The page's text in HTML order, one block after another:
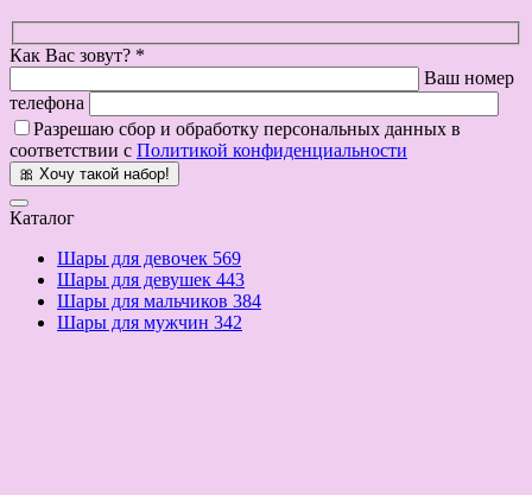
Как Вас зовут? *
Ваш номер
телефона
Разрешаю сбор и обработку персональных данных в
соответствии с Политикой конфиденциальности
🎀 Хочу такой набор!
Каталог
Шары для девочек 569
Шары для девушек 443
Шары для мальчиков 384
Шары для мужчин 342